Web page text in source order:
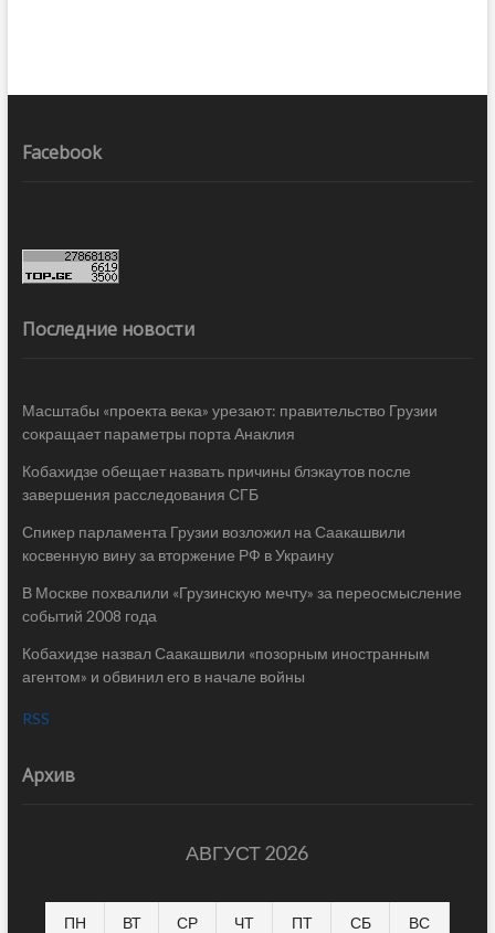
Facebook
Последние новости
Масштабы «проекта века» урезают: правительство Грузии
сокращает параметры порта Анаклия
Кобахидзе обещает назвать причины блэкаутов после
завершения расследования СГБ
Спикер парламента Грузии возложил на Саакашвили
косвенную вину за вторжение РФ в Украину
В Москве похвалили «Грузинскую мечту» за переосмысление
событий 2008 года
Кобахидзе назвал Саакашвили «позорным иностранным
агентом» и обвинил его в начале войны
RSS
Архив
АВГУСТ 2026
ПН ВТ СР ЧТ ПТ СБ ВС